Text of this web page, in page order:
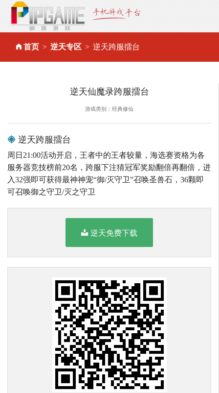
首页 逆天专区 逆天跨服擂台
逆天仙魔录跨服擂台
游戏类别：经典修仙
逆天跨服擂台
周日21:00活动开启，王者中的王者较量，海选赛资格为各
服务器竞技榜前20名，跨服下注猜冠军奖励翻倍再翻倍，进
入32强即可获得最神神宠“御/灭守卫”召唤圣兽石，36颗即
可召唤御之守卫/灭之守卫
逆天免费下载